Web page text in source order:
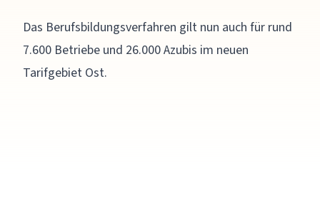
Das Berufsbildungsverfahren gilt nun auch für rund
7.600 Betriebe und 26.000 Azubis im neuen
Tarifgebiet Ost.